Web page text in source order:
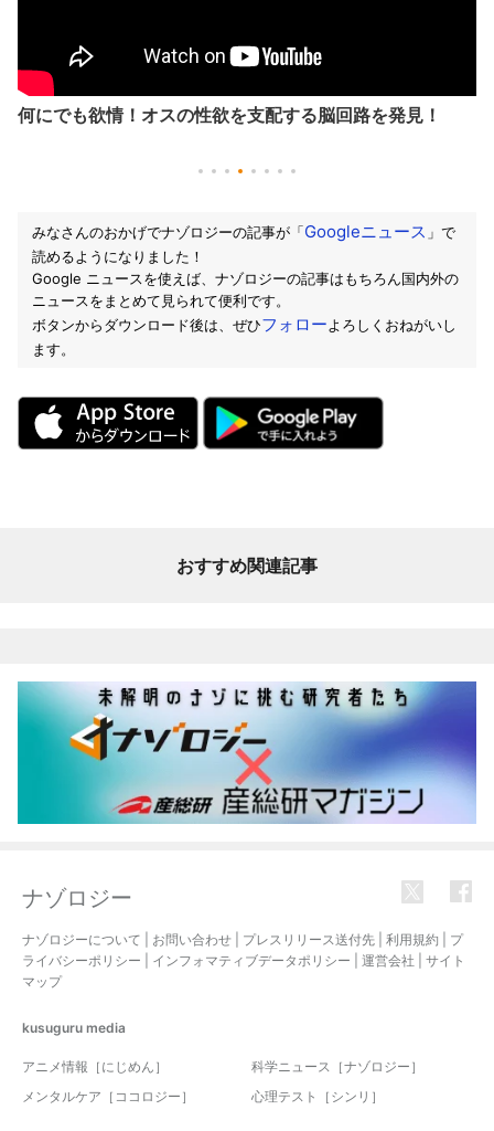
何にでも欲情！オスの性欲を支配する脳回路を発見！
みなさんのおかげでナゾロジーの記事が「Googleニュース 」で
読めるようになりました！
Google ニュースを使えば、ナゾロジーの記事はもちろん国内外の
ニュースをまとめて見られて便利です。
ボタンからダウンロード後は、ぜひフォローよろしくおねがいし
ます。
おすすめ関連記事
ナゾロジー
ナゾロジーについて お問い合わせ プレスリリース送付先 利用規約
プ
ライバシーポリシー
インフォマティブデータポリシー 運営会社
サイト
マップ
kusuguru media
アニメ情報［にじめん］
科学ニュース［ナゾロジー］
メンタルケア［ココロジー］
心理テスト［シンリ］